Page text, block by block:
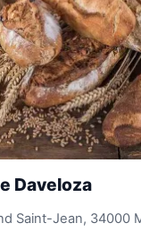
Daveloza
Saint-Jean, 34000